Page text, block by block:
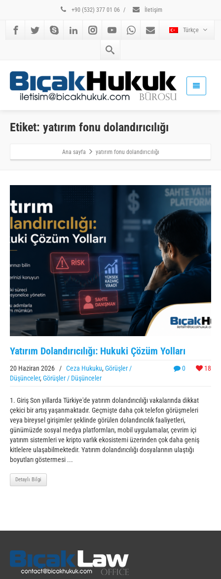
+90 (532) 377 01 06 / İletişim
Türkçe
Etiket: yatırım fonu dolandırıcılığı
Ana sayfa yatırım fonu dolandırıcılığı
Yatırım Dolandırıcılığı: Hukuki Çözüm Yolları
0 18
20 Haziran 2026 / Ceza Hukuku, Görüşler /
Düşünceler, Görüşler / Düşünceler
1. Giriş Son yıllarda Türkiye'de yatırım dolandırıcılığı vakalarında dikkat
çekici bir artış yaşanmaktadır. Geçmişte daha çok telefon görüşmeleri
veya bireysel girişimler şeklinde görülen dolandırıcılık faaliyetleri,
günümüzde sosyal medya platformları, mobil uygulamalar, çevrim içi
yatırım sistemleri ve kripto varlık ekosistemi üzerinden çok daha geniş
kitlelere ulaşabilmektedir. Yatırım dolandırıcılığı dosyalarının ulaştığı
boyutları göstermesi ...
Detaylı Bilgi